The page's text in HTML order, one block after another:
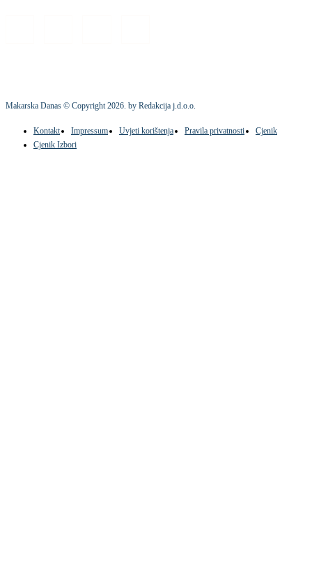
Makarska Danas © Copyright2026. by Redakcija j.d.o.o.
Kontakt Impressum Uvjeti korištenja Pravila privatnosti
Cjenik
Cjenik Izbori